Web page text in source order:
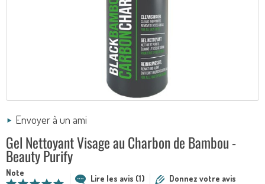
Envoyer à un ami
Gel Nettoyant Visage au Charbon de Bambou -
Beauty Purify
Note
Lire les avis (1) Donnez votre avis